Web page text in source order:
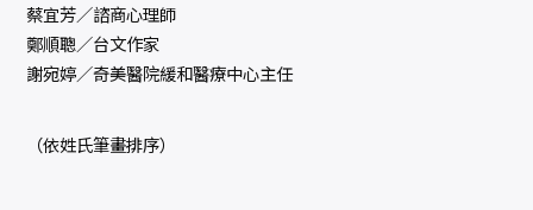
蔡宜芳／諮商心理師
鄭順聰／台文作家
謝宛婷／奇美醫院緩和醫療中心主任
（依姓氏筆畫排序）